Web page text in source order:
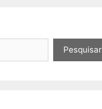
Pesquisar